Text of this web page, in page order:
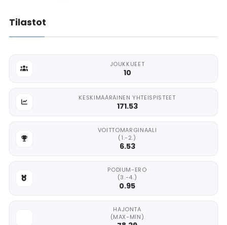
Tilastot
JOUKKUEET
10
KESKIMÄÄRÄINEN YHTEISPISTEET
171.53
VOITTOMARGINAALI
(1.-2.)
6.53
PODIUM-ERO
(3.-4.)
0.95
HAJONTA
(MAX-MIN)